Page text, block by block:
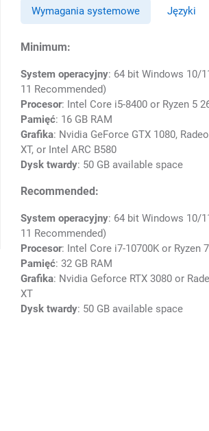
Wymagania systemowe Języki
Minimum:
System operacyjny: 64 bit Windows 10/
11 Recommended)
Procesor: Intel Core i5-8400 or Ryzen 5
Pamięć: 16 GB RAM
Grafika: Nvidia GeForce GTX 1080,
XT, or Intel ARC B580
Dysk twardy: 50 GB available space
Recommended:
System operacyjny: 64 bit Windows 10/
11 Recommended)
Procesor: Intel Core i7-10700K or Ryzen
Pamięć: 32 GB RAM
Grafika: Nvidia Geforce RTX 3080 or
XT
Dysk twardy: 50 GB available space